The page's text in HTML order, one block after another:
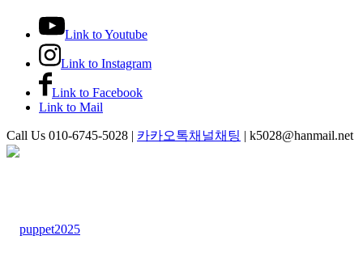
Link to Youtube
Link to Instagram
Link to Facebook
Link to Mail
Call Us 010-6745-5028 | 카카오톡채널채팅 | k5028@hanmail.net